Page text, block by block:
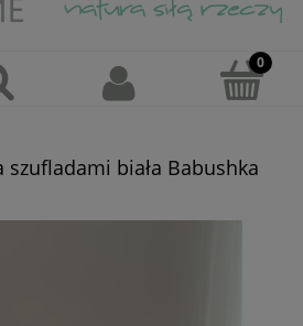
szufladami biała Babushka